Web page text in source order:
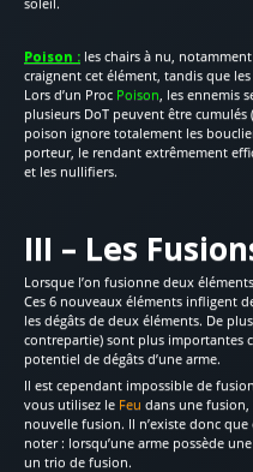
Poison : les chairs à nu,
craignent cet élément, tandis que
Lors d’un Proc Poison , les ennemis
plusieurs DoT peuvent être cumulés
poison ignore totalement les
porteur, le rendant extrêmement
et les nullifiers.
III – Les
Lorsque l’on fusionne deux
Ces 6 nouveaux éléments infligent
les dégâts de deux éléments. De
contrepartie) sont plus importantes
potentiel de dégâts d’une arme.
Il est cependant impossible de
vous utilisez le Feu dans une fusion,
nouvelle fusion. Il n’existe donc
noter : lorsqu’une arme possède
un trio de fusion.